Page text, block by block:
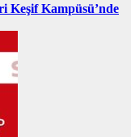
Keşif Kampüsü’nde